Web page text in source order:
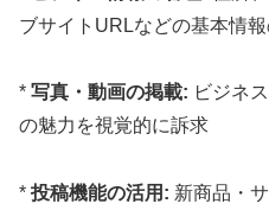
ブサイトURLなどの基本情
* 写真・動画の掲載: ビジネ
の魅力を視覚的に訴求
* 投稿機能の活用: 新商品・